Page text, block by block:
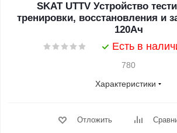
SKAT UTTV Устройство
тренировки, восстановления и
120Ач
Есть в
780
Характеристики
Отложить